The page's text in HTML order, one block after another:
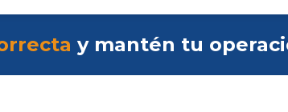
y mantén tu